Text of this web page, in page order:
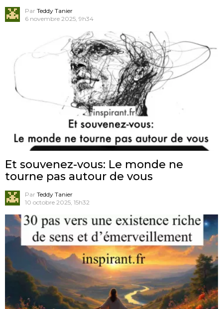
Par Teddy Tanier
6 novembre 2025, 9h34
Et souvenez-vous: Le monde ne
tourne pas autour de vous
Par Teddy Tanier
10 octobre 2025, 15h32